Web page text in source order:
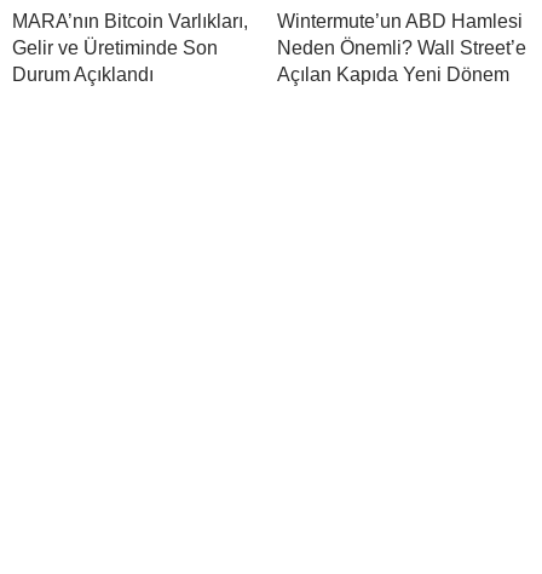
MARA’nın Bitcoin Varlıkları,
Gelir ve Üretiminde Son
Durum Açıklandı
Wintermute’un ABD Hamlesi
Neden Önemli? Wall Street’e
Açılan Kapıda Yeni Dönem